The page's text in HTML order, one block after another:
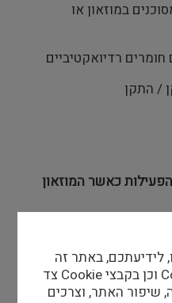
במוזאון או
כאשר המוזאון
וביטחונם של
לידיעתכם, באתר זה
נעשה שימוש בקבצי Cookie וכן בקבצי Cookie צד
שיפור האתר, וצרכים